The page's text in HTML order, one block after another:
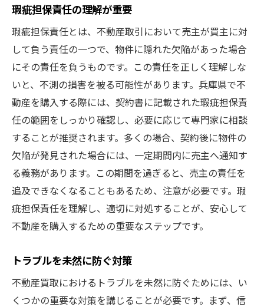
瑕疵担保責任の理解が重要
瑕疵担保責任とは、不動産取引において売主が買主に対
して負う責任の一つで、物件に隠れた欠陥があった場合
にその責任を負うものです。この責任を正しく理解しな
いと、不測の損害を被る可能性があります。兵庫県で不
動産を購入する際には、契約書に記載された瑕疵担保責
任の範囲をしっかり確認し、必要に応じて専門家に相談
することが推奨されます。多くの場合、契約後に物件の
欠陥が発見された場合には、一定期間内に売主へ通知す
る義務があります。この期間を過ぎると、売主の責任を
追及できなくなることもあるため、注意が必要です。瑕
疵担保責任を理解し、適切に対処することが、安心して
不動産を購入するための重要なステップです。
トラブルを未然に防ぐ対策
不動産買取におけるトラブルを未然に防ぐためには、い
くつかの重要な対策を講じることが必要です。まず、信